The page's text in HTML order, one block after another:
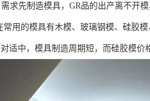
求先制造模具，GR品的出产离不开
用的模具有木模、玻璃钢模、硅胶
适中，模具制造周期短，而硅胶模价